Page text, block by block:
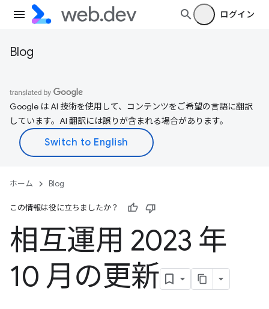
ログイン
Blog
Google は AI 技術を使用して、コンテンツをご希望の言語に翻訳
しています。AI 翻訳には誤りが含まれる場合があります。
ホーム Blog
この情報は役に立ちましたか？
相互運用 2023 年
10 月の更新